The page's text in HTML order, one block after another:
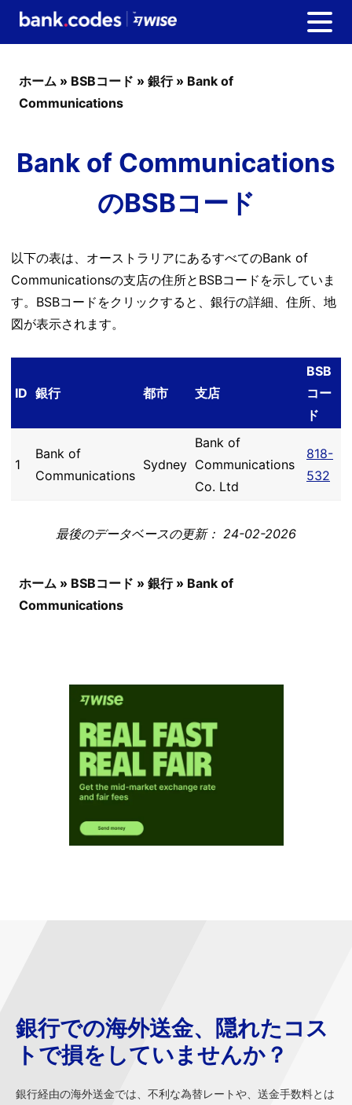
ホーム » BSBコード » 銀行» Bank of
Communications
Bank of Communications
のBSBコード
以下の表は、オーストラリアにあるすべてのBank of
Communicationsの支店の住所とBSBコードを示していま
す。BSBコードをクリックすると、銀行の詳細、住所、地
図が表示されます。
ID 銀行 都市 支店
BSB
コー
ド
1
Bank of
Communications
Sydney
Bank of
Communications
Co. Ltd
818-
532
最後のデータベースの更新： 24-02-2026
ホーム » BSBコード » 銀行» Bank of
Communications
銀行での海外送金、隠れたコス
トで損をしていませんか？
銀行経由の海外送金では、不利な為替レートや、送金手数料とは